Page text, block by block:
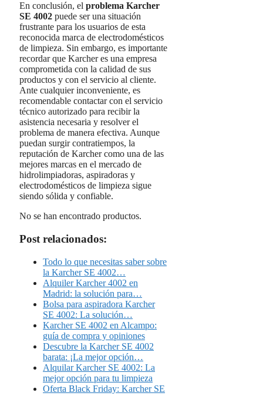
En conclusión, el problema Karcher
SE 4002 puede ser una situación
frustrante para los usuarios de esta
reconocida marca de electrodomésticos
de limpieza. Sin embargo, es importante
recordar que Karcher es una empresa
comprometida con la calidad de sus
productos y con el servicio al cliente.
Ante cualquier inconveniente, es
recomendable contactar con el servicio
técnico autorizado para recibir la
asistencia necesaria y resolver el
problema de manera efectiva. Aunque
puedan surgir contratiempos, la
reputación de Karcher como una de las
mejores marcas en el mercado de
hidrolimpiadoras, aspiradoras y
electrodomésticos de limpieza sigue
siendo sólida y confiable.
No se han encontrado productos.
Post relacionados:
Todo lo que necesitas saber sobre
la Karcher SE 4002…
Alquiler Karcher 4002 en
Madrid: la solución para…
Bolsa para aspiradora Karcher
SE 4002: La solución…
Karcher SE 4002 en Alcampo:
guía de compra y opiniones
Descubre la Karcher SE 4002
barata: ¡La mejor opción…
Alquilar Karcher SE 4002: La
mejor opción para tu limpieza
Oferta Black Friday: Karcher SE